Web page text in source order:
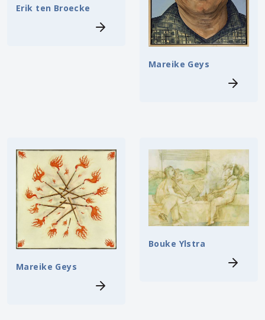
Erik ten Broecke
Mareike Geys
Mareike Geys
Bouke Ylstra